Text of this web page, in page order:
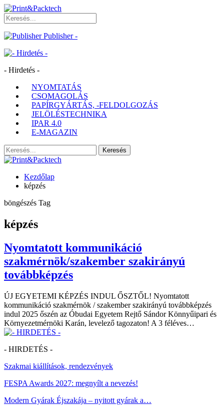
Publisher -
- Hirdetés -
NYOMTATÁS
CSOMAGOLÁS
PAPÍRGYÁRTÁS, -FELDOLGOZÁS
JELÖLÉSTECHNIKA
IPAR 4.0
E-MAGAZIN
Kezdőlap
képzés
böngészés Tag
képzés
Nyomtatott kommunikáció
szakmérnök/szakember szakirányú
továbbképzés
ÚJ EGYETEMI KÉPZÉS INDUL ŐSZTŐL! Nyomtatott
kommunikáció szakmérnök / szakember szakirányú továbbképzés
indul 2025 őszén az Óbudai Egyetem Rejtő Sándor Könnyűipari és
Környezetmérnöki Karán, levelező tagozaton! A 3 féléves…
- HIRDETÉS -
Szakmai kiállítások, rendezvények
FESPA Awards 2027: megnyílt a nevezés!
Modern Gyárak Éjszakája – nyitott gyárak a…